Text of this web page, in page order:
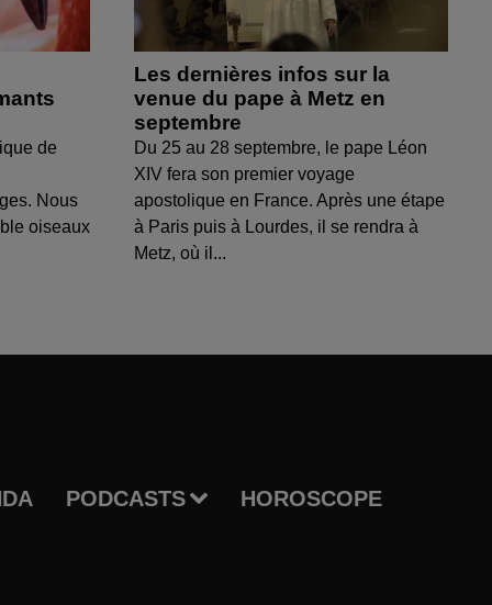
de
Nous
oiseaux
Les dernières infos sur la
venue du pape à Metz en
septembre
Du 25 au 28 septembre, le pape Léon
XIV fera son premier voyage
apostolique en France. Après une étape
à Paris puis à Lourdes, il se rendra à
Metz, où il...
PODCASTS HOROSCOPE